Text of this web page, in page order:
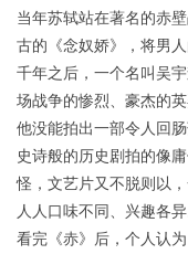
当年苏轼站在著名的赤
古的《念奴娇》，将男
千年之后，一个名叫吴
场战争的惨烈、豪杰的
他没能拍出一部令人回
史诗般的历史剧拍的像
怪，文艺片又不脱则以
人人口味不同、兴趣各
看完《赤》后，个人认